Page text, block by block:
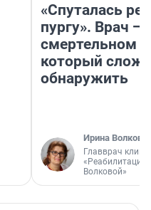
«Спуталась
пургу». Врач —
смертельном
который
обнаружить
Ирина Волкова
Главврач
«Реабилитация
Волковой»